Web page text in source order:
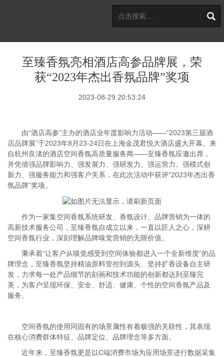
至臻香氛亮相酒店高参品牌展，荣
获“2023年杰出香氛品牌”奖项
2023-08-29 20:53:24
由“酒店高参”主办的酒店业年度影响力活动——“2023第三届酒
店品牌展”于2023年8月23-24日在上海金茂君悦大酒店盛大开幕。来
自杭州良渚的酒店空间香氛高质量服务商——至臻香氛应邀出席，
并凭借强品牌影响力、强发展力、强研发力、强运营力、强模式创
新力、强服务能力和强客户关系，在此次活动中获评“2023年杰出香
氛品牌”奖项。
作为一家集空间香氛系统研发、香氛设计、品牌营销为一体的
高新技术服务公司，至臻香氛自成立以来，一直以匠人之心，深耕
空间香氛行业，深刻理解品牌嗅觉营销的无限价值。
秉承着“让客户从嗅觉感受到空间体验都进入一个全新维度“的品
牌理念，至臻香氛坚持精油原料管控到源头、坚持扩香设备自主研
发，力求每一处产品细节的刻画和技术功能的创新都达到至臻完
美，为客户呈现环保、安全、舒适、健康、个性的空间香氛产品及
服务。
空间香氛的使用同固有的场景属性有着极强的关联性，其表现
在核心消费群体特征、品牌定位、品牌理念等多方面。
近年来，至臻香氛更是以C端消费市场为应用场景进行数据采集